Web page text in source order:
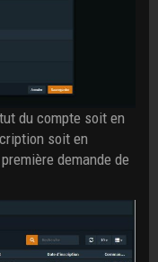
du compte soit en
soit en
demande de